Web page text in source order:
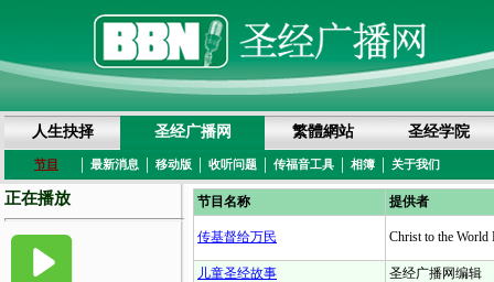
人生抉择 圣经广播网 繁體網站 圣经学院
节目 | 最新消息 | 移动版 | 收听问题 | 传福音工具 | 相簿 | 关于我们
正在播放 节目名称 提供者
传基督给万民 Christ to the World
儿童圣经故事 圣经广播网编辑